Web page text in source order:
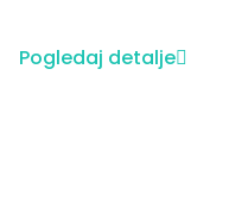
Pogledaj detalje